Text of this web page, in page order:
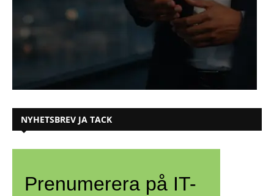
NYHETSBREV JA TACK